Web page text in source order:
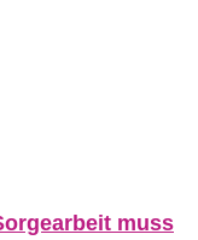
muss